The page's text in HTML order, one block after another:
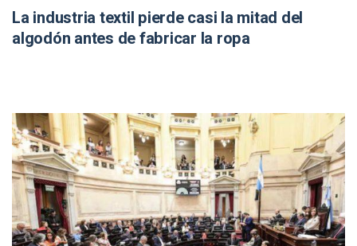
La industria textil pierde casi la mitad del
algodón antes de fabricar la ropa